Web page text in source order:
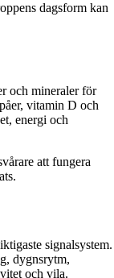
dagsform kan
och mineraler för
vitamin D och
energi och
att fungera
signalsystem.
dygnsrytm,
och vila.